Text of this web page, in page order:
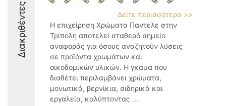
Διακριθέντες
Δείτε περισσότερα >>
Η επιχείρηση Χρώματα Παντελε στην
Τρίπολη αποτελεί σταθερό σημείο
αναφοράς για όσους αναζητούν λύσεις
σε προϊόντα χρωμάτων και
οικοδομικών υλικών. Η γκάμα που
διαθέτει περιλαμβάνει χρώματα,
μονωτικά, βερνίκια, σιδηρικά και
εργαλεία, καλύπτοντας ...